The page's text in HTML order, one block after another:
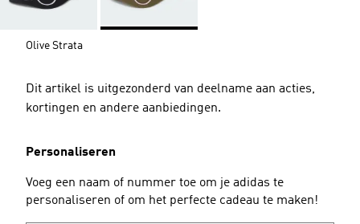
Olive Strata
Dit artikel is uitgezonderd van deelname aan acties,
kortingen en andere aanbiedingen.
Personaliseren
Voeg een naam of nummer toe om je adidas te
personaliseren of om het perfecte cadeau te maken!